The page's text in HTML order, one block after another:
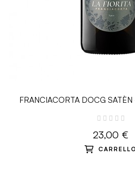
FRANCIACORTA DOCG
23,00 €